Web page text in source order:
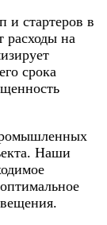
и стартеров в
расходы на
срока
Наши